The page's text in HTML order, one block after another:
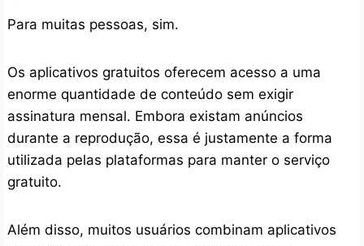
Para muitas pessoas, sim.
Os aplicativos gratuitos oferecem acesso a uma
enorme quantidade de conteúdo sem exigir
assinatura mensal. Embora existam anúncios
durante a reprodução, essa é justamente a forma
utilizada pelas plataformas para manter o serviço
gratuito.
Além disso, muitos usuários combinam aplicativos